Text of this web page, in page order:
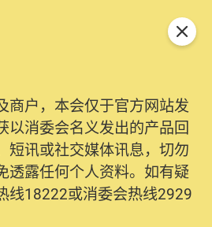
商户，本会仅于官方网站发
以消委会名义发出的产品回
短讯或社交媒体讯息，切勿
透露任何个人资料。如有疑
线18222或消委会热线2929
关闭